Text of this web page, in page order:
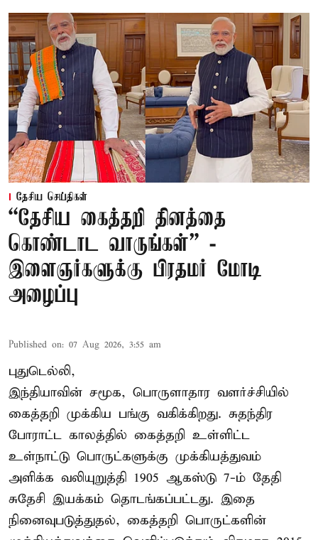
தேசிய செய்திகள்
“தேசிய கைத்தறி தினத்தை
கொண்டாட வாருங்கள்” -
இளைஞர்களுக்கு பிரதமர் மோடி
அழைப்பு
Published on: 07 Aug 2026, 3:55 am
புதுடெல்லி,
இந்தியாவின் சமூக, பொருளாதார வளர்ச்சியில்
கைத்தறி முக்கிய பங்கு வகிக்கிறது. சுதந்திர
போராட்ட காலத்தில் கைத்தறி உள்ளிட்ட
உள்நாட்டு பொருட்களுக்கு முக்கியத்துவம்
அளிக்க வலியுறுத்தி 1905 ஆகஸ்டு 7-ம் தேதி
சுதேசி இயக்கம் தொடங்கப்பட்டது. இதை
நினைவுபடுத்துதல், கைத்தறி பொருட்களின்